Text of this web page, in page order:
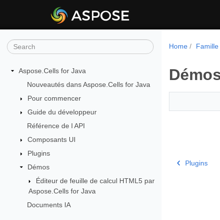
Aspose.Cells for Java
Nouveautés dans Aspose.Cells for Java
Pour commencer
Guide du développeur
Référence de l API
Composants UI
Plugins
Démos
Éditeur de feuille de calcul HTML5 par
Aspose.Cells for Java
Documents IA
Home
Plugins